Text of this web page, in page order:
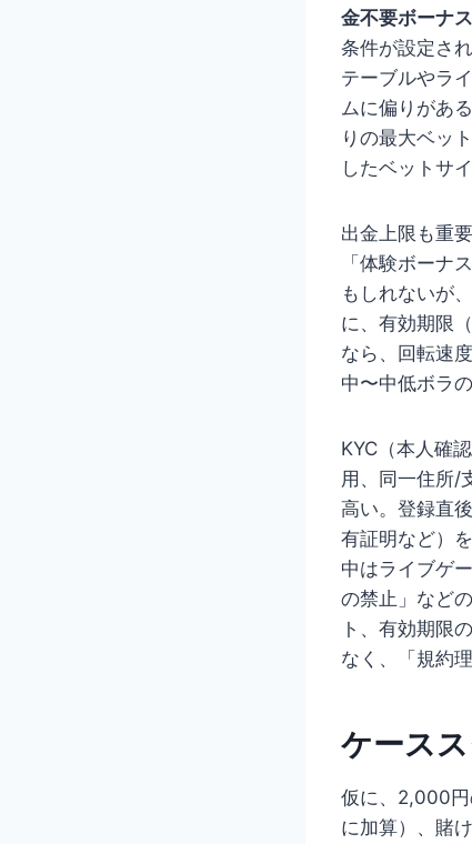
金不要ボーナス
条件が設定さ
テーブルやラ
ムに偏りがあ
りの最大ベッ
したベットサ
出金上限も重要
「体験ボーナ
もしれないが、
に、有効期限
なら、回転速
中〜中低ボラ
KYC（本人確
用、同一住所/
高い。登録直
有証明など）
中はライブゲ
の禁止」など
ト、有効期限
なく、「規約
ケース
仮に、2,000円
に加算）、賭